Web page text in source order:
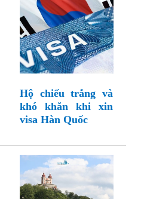
Hộ chiếu trắng và
khó khăn khi xin
visa Hàn Quốc